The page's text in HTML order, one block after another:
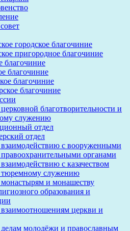
городское благочиние
пригородное благочиние
благочиние
благочиние
благочиние
благочиние
благотворительности и
служению
отдел
отдел
с вооруженными
органами
с казачеством
тюремному служению
и монашеству
образования и
церкви и
молодёжи и православным